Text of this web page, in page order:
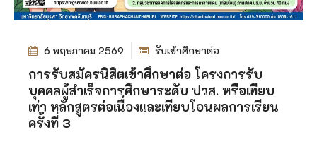
6 พฤษภาคม 2569 รับเข้าศึกษาต่อ
การรับสมัครนิสิตเข้าศึกษาต่อ โครงการรับ
บุคคลผู้สำเร็จการศึกษาระดับ ปวส. หรือเทียบ
เท่า หลักสูตรต่อเนื่องและเทียบโอนผลการเรียน
ครั้งที่ 3